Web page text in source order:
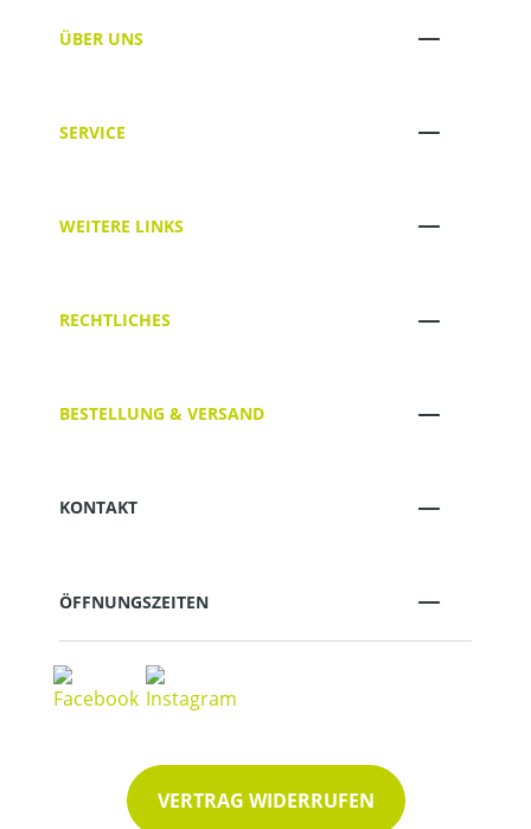
ÜBER UNS
SERVICE
WEITERE LINKS
RECHTLICHES
BESTELLUNG & VERSAND
KONTAKT
ÖFFNUNGSZEITEN
VERTRAG WIDERRUFEN